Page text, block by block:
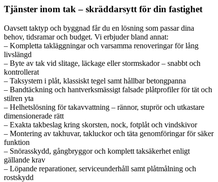
Tjänster inom tak – skräddarsytt för din fastighet
Oavsett taktyp och byggnad får du en lösning som passar dina
behov, tidsramar och budget. Vi erbjuder bland annat:
– Kompletta takläggningar och varsamma renoveringar för lång
livslängd
– Byte av tak vid slitage, läckage eller stormskador – snabbt och
kontrollerat
– Taksystem i plåt, klassiskt tegel samt hållbar betongpanna
– Bandtäckning och hantverksmässigt falsade plåtprofiler för tät och
stilren yta
– Helhetslösning för takavvattning – rännor, stuprör och utkastare
dimensionerade rätt
– Exakta takbeslag kring skorsten, nock, fotplåt och vindskivor
– Montering av takhuvar, takluckor och täta genomföringar för säker
funktion
– Snörasskydd, gångbryggor och komplett taksäkerhet enligt
gällande krav
– Löpande reparationer, serviceunderhåll samt plåtmålning och
rostskydd